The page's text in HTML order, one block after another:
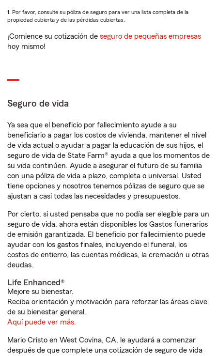
1. Por favor, consulte su póliza de seguro para ver una lista completa de la
propiedad cubierta y de las pérdidas cubiertas.
¡Comience su cotización de seguro de pequeñas empresas
hoy mismo!
Seguro de vida
Ya sea que el beneficio por fallecimiento ayude a su
beneficiario a pagar los costos de vivienda, mantener el nivel
de vida actual o ayudar a pagar la educación de sus hijos, el
seguro de vida de State Farm® ayuda a que los momentos de
su vida continúen. Ayude a asegurar el futuro de su familia
con una póliza de vida a plazo, completa o universal. Usted
tiene opciones y nosotros tenemos pólizas de seguro que se
ajustan a casi todas las necesidades y presupuestos.
Por cierto, si usted pensaba que no podía ser elegible para un
seguro de vida, ahora están disponibles los Gastos funerarios
de emisión garantizada. El beneficio por fallecimiento puede
ayudar con los gastos finales, incluyendo el funeral, los
costos de entierro, las cuentas médicas, la cremación u otras
deudas.
Life Enhanced®
Mejore su bienestar.
Reciba orientación y motivación para reforzar las áreas clave
de su bienestar general.
Aquí puede ver más.
Mario Cristo en West Covina, CA, le ayudará a comenzar
después de que complete una cotización de seguro de vida